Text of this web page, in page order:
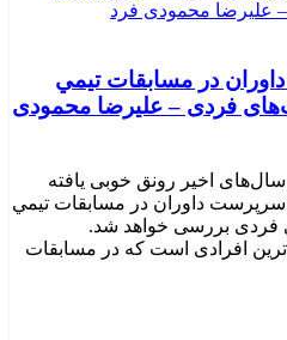
در مسابقات تیمي
فردی – علیرضا محمودی
اخیر رونق خوبی یافته
داوران در مسابقات تیمي
فردی بررسی خواهد شد.
افرادی است که در مسابقات